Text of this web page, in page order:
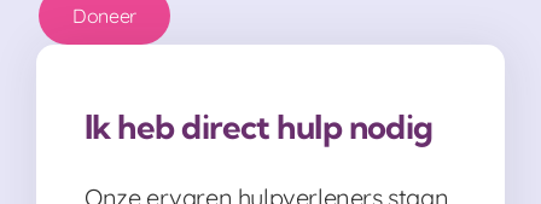
Doneer
Ik heb direct hulp nodig
Onze ervaren hulpverleners staan